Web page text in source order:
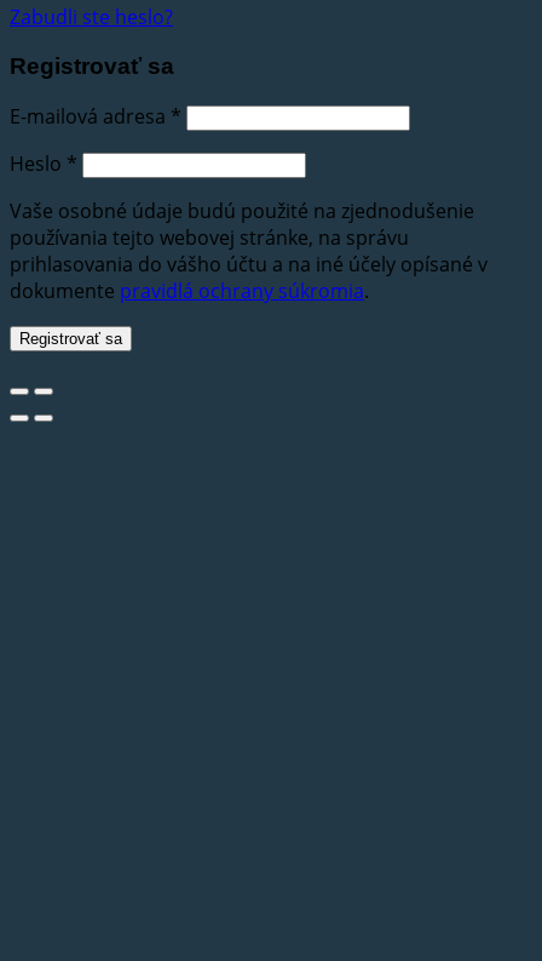
Zabudli ste heslo?
Registrovať sa
E-mailová adresa *
Heslo *
Vaše osobné údaje budú použité na zjednodušenie
používania tejto webovej stránke, na správu
prihlasovania do vášho účtu a na iné účely opísané v
dokumente pravidlá ochrany súkromia.
Registrovať sa